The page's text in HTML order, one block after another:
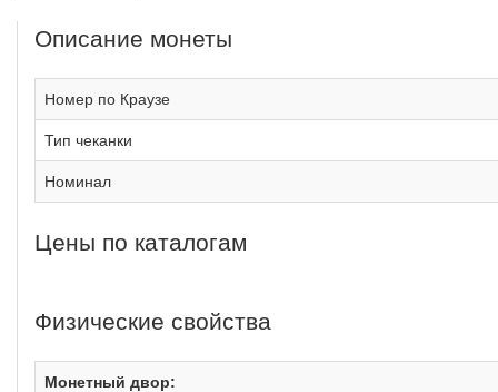
Описание монеты
Номер по Краузе
Тип чеканки
Номинал
Цены по каталогам
Физические свойства
Монетный двор: